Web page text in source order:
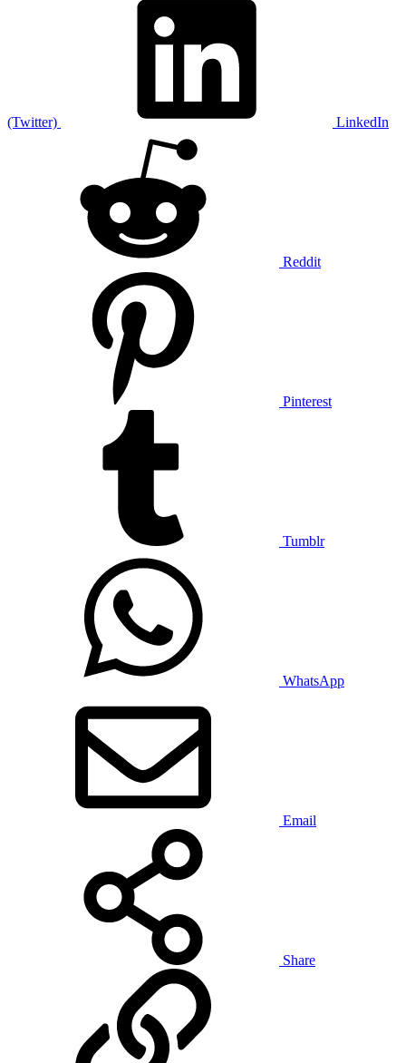
(Twitter) LinkedIn
Reddit
Pinterest
Tumblr
WhatsApp
Email
Share